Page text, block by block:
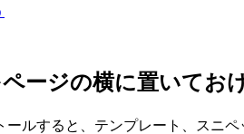
ージの横に置いてお
ルすると、テンプレート、スニ